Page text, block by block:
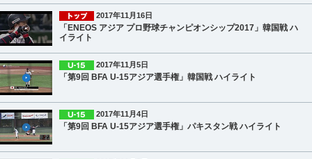
2017年11月16日
「ENEOS アジア プロ野球チャンピオンシップ2017」韓国戦 ハ
イライト
2017年11月5日
「第9回 BFA U-15アジア選手権」韓国戦 ハイライト
2017年11月4日
「第9回 BFA U-15アジア選手権」パキスタン戦 ハイライト